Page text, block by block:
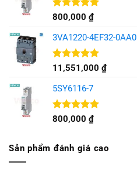
Được xếp
5 sao
800,000 ₫
3VA1220-4EF32-0AA0
Được xếp
5 sao
11,551,000 ₫
5SY6116-7
Được xếp
800,000 ₫
Sản phẩm đánh giá cao